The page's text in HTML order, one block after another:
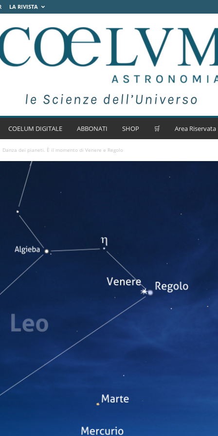
LA RIVISTA
COELUM DIGITALE ABBONATI SHOP 🛒 Area Riservata
Danza dei pianeti. È il momento di Venere e Regolo